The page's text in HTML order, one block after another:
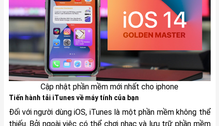
Cập nhật phần mềm mới nhất cho iphone
Tiến hành tải iTunes về máy tính của bạn
Đối với người dùng iOS, iTunes là một phần mềm không thể
thiếu. Bởi ngoài việc có thể chơi nhạc và lưu trữ phần mềm